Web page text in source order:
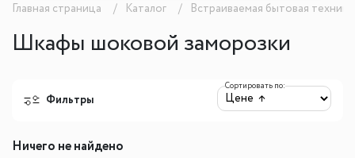
Главная страница Каталог Встраиваемая бытовая техника
Шкафы шоковой заморозки
Фильтры
Сортировать по:
Ничего не найдено